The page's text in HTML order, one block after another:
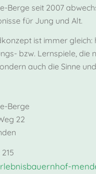
Berge seit 2007
für Jung und Alt.
ist immer gleich:
bzw. Lernspiele, die
auch die Sinne
Berge
22